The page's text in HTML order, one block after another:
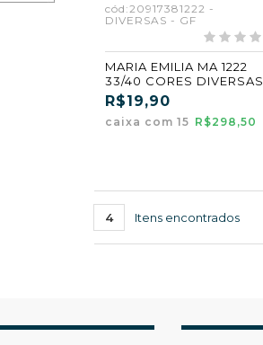
cód:20917381222 -
DIVERSAS - GF
MARIA EMILIA MA 1222
33/40 CORES DIVERSAS
ATACADO KIT 15 PARES
R$19,90
caixa com 15 R$298,50
4 Itens encontrados